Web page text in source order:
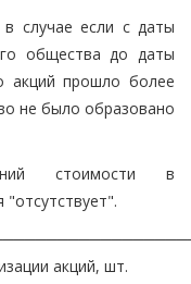
случае если с даты
общества до даты
акций прошло более
не было образовано
стоимости в
акций, шт.